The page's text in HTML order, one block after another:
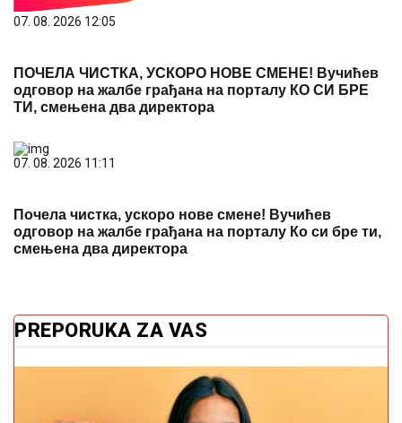
ТИ, смењена два директора
07. 08. 2026 11:11
одговор на жалбе грађана на порталу Ко си бре ти,
смењена два директора
PREPORUKA ZA VAS